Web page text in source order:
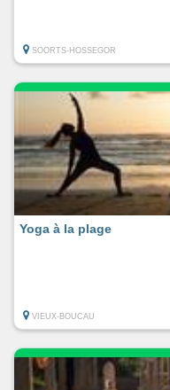
SOORTS-HOSSEGOR
Yoga à la plage
VIEUX-BOUCAU